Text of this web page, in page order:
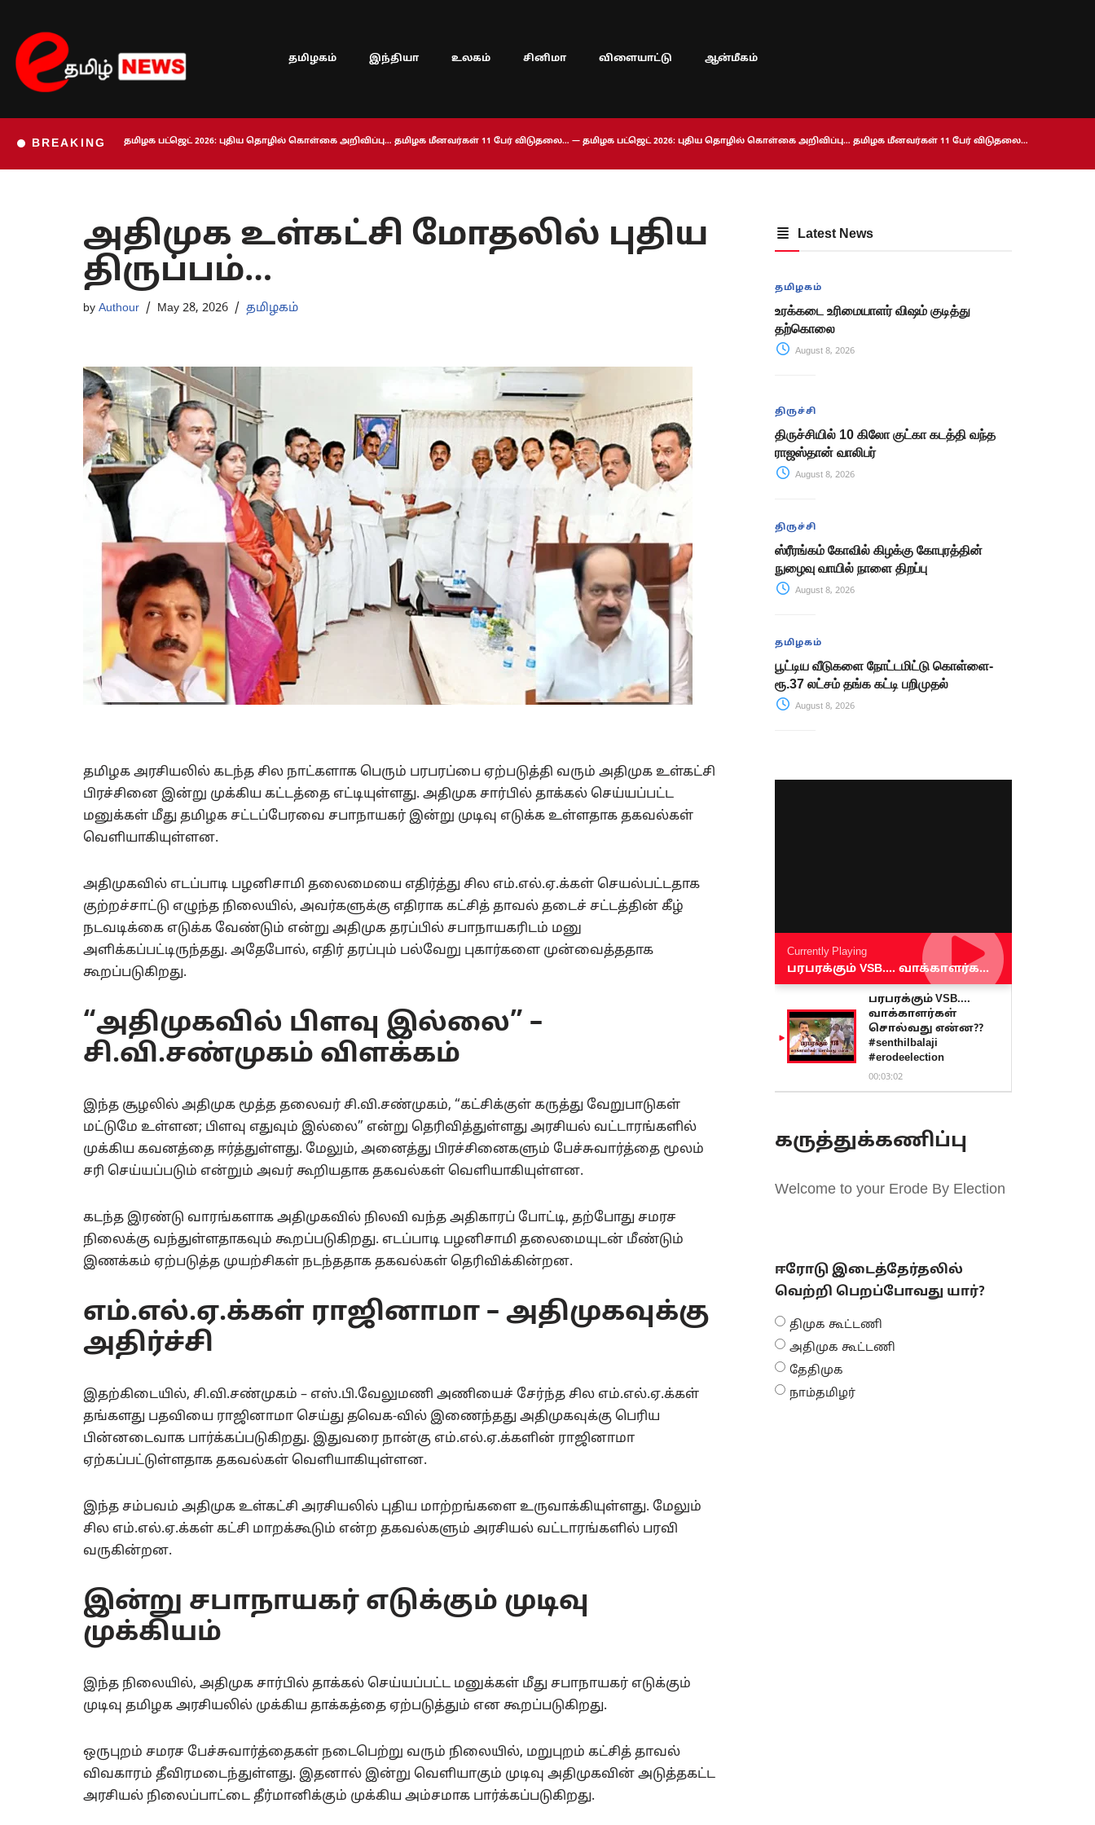
Skip
to
content
தமிழகம் இந்தியா உலகம் சினிமா விளையாட்டு ஆன்மீகம்
BREAKING தமிழக பட்ஜெட் 2026: புதிய தொழில் கொள்கை அறிவிப்பு… தமிழக மீனவர்கள் 11 பேர் விடுதலை… — தமிழக பட்ஜெட் 2026: புதிய தொழில் கொள்கை அறிவிப்பு… தமிழக மீனவர்கள் 11 பேர் விடுதலை…
அதிமுக உள்கட்சி மோதலில் புதிய
திருப்பம்…
by Authour May 28, 2026 தமிழகம்
தமிழக அரசியலில் கடந்த சில நாட்களாக பெரும் பரபரப்பை ஏற்படுத்தி வரும் அதிமுக உள்கட்சி
பிரச்சினை இன்று முக்கிய கட்டத்தை எட்டியுள்ளது. அதிமுக சார்பில் தாக்கல் செய்யப்பட்ட
மனுக்கள் மீது தமிழக சட்டப்பேரவை சபாநாயகர் இன்று முடிவு எடுக்க உள்ளதாக தகவல்கள்
வெளியாகியுள்ளன.
அதிமுகவில் எடப்பாடி பழனிசாமி தலைமையை எதிர்த்து சில எம்.எல்.ஏ.க்கள் செயல்பட்டதாக
குற்றச்சாட்டு எழுந்த நிலையில், அவர்களுக்கு எதிராக கட்சித் தாவல் தடைச் சட்டத்தின் கீழ்
நடவடிக்கை எடுக்க வேண்டும் என்று அதிமுக தரப்பில் சபாநாயகரிடம் மனு
அளிக்கப்பட்டிருந்தது. அதேபோல், எதிர் தரப்பும் பல்வேறு புகார்களை முன்வைத்ததாக
கூறப்படுகிறது.
“அதிமுகவில் பிளவு இல்லை” –
சி.வி.சண்முகம் விளக்கம்
இந்த சூழலில் அதிமுக மூத்த தலைவர் சி.வி.சண்முகம், “கட்சிக்குள் கருத்து வேறுபாடுகள்
மட்டுமே உள்ளன; பிளவு எதுவும் இல்லை” என்று தெரிவித்துள்ளது அரசியல் வட்டாரங்களில்
முக்கிய கவனத்தை ஈர்த்துள்ளது. மேலும், அனைத்து பிரச்சினைகளும் பேச்சுவார்த்தை மூலம்
சரி செய்யப்படும் என்றும் அவர் கூறியதாக தகவல்கள் வெளியாகியுள்ளன.
கடந்த இரண்டு வாரங்களாக அதிமுகவில் நிலவி வந்த அதிகாரப் போட்டி, தற்போது சமரச
நிலைக்கு வந்துள்ளதாகவும் கூறப்படுகிறது. எடப்பாடி பழனிசாமி தலைமையுடன் மீண்டும்
இணக்கம் ஏற்படுத்த முயற்சிகள் நடந்ததாக தகவல்கள் தெரிவிக்கின்றன.
எம்.எல்.ஏ.க்கள் ராஜினாமா – அதிமுகவுக்கு
அதிர்ச்சி
இதற்கிடையில், சி.வி.சண்முகம் – எஸ்.பி.வேலுமணி அணியைச் சேர்ந்த சில எம்.எல்.ஏ.க்கள்
தங்களது பதவியை ராஜினாமா செய்து தவெக-வில் இணைந்தது அதிமுகவுக்கு பெரிய
பின்னடைவாக பார்க்கப்படுகிறது. இதுவரை நான்கு எம்.எல்.ஏ.க்களின் ராஜினாமா
ஏற்கப்பட்டுள்ளதாக தகவல்கள் வெளியாகியுள்ளன.
இந்த சம்பவம் அதிமுக உள்கட்சி அரசியலில் புதிய மாற்றங்களை உருவாக்கியுள்ளது. மேலும்
சில எம்.எல்.ஏ.க்கள் கட்சி மாறக்கூடும் என்ற தகவல்களும் அரசியல் வட்டாரங்களில் பரவி
வருகின்றன.
இன்று சபாநாயகர் எடுக்கும் முடிவு
முக்கியம்
இந்த நிலையில், அதிமுக சார்பில் தாக்கல் செய்யப்பட்ட மனுக்கள் மீது சபாநாயகர் எடுக்கும்
முடிவு தமிழக அரசியலில் முக்கிய தாக்கத்தை ஏற்படுத்தும் என கூறப்படுகிறது.
ஒருபுறம் சமரச பேச்சுவார்த்தைகள் நடைபெற்று வரும் நிலையில், மறுபுறம் கட்சித் தாவல்
விவகாரம் தீவிரமடைந்துள்ளது. இதனால் இன்று வெளியாகும் முடிவு அதிமுகவின் அடுத்தகட்ட
அரசியல் நிலைப்பாட்டை தீர்மானிக்கும் முக்கிய அம்சமாக பார்க்கப்படுகிறது.
Latest News
தமிழகம்
உரக்கடை உரிமையாளர் விஷம் குடித்து
தற்கொலை
August 8, 2026
திருச்சி
திருச்சியில் 10 கிலோ குட்கா கடத்தி வந்த
ராஜஸ்தான் வாலிபர்
August 8, 2026
திருச்சி
ஸ்ரீரங்கம் கோவில் கிழக்கு கோபுரத்தின்
நுழைவு வாயில் நாளை திறப்பு
August 8, 2026
தமிழகம்
பூட்டிய வீடுகளை நோட்டமிட்டு கொள்ளை-
ரூ.37 லட்சம் தங்க கட்டி பறிமுதல்
August 8, 2026
Currently Playing
பரபரக்கும் VSB.... வாக்காளர்கள் சொல்வது என்ன?? #senthilbalaji #erodeelection
பரபரக்கும் VSB....
வாக்காளர்கள்
சொல்வது என்ன??
#senthilbalaji
#erodeelection
00:03:02
கருத்துக்கணிப்பு
Welcome to your Erode By Election
ஈரோடு இடைத்தேர்தலில்
வெற்றி பெறப்போவது யார்?
திமுக கூட்டணி
அதிமுக கூட்டணி
தேதிமுக
நாம்தமிழர்